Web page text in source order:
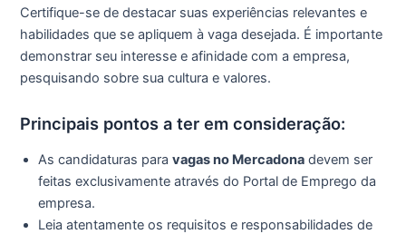
Certifique-se de destacar suas experiências relevantes e
habilidades que se apliquem à vaga desejada. É importante
demonstrar seu interesse e afinidade com a empresa,
pesquisando sobre sua cultura e valores.
Principais pontos a ter em consideração:
As candidaturas paravagas no Mercadona devem ser
feitas exclusivamente através do Portal de Emprego da
empresa.
Leia atentamente os requisitos e responsabilidades de